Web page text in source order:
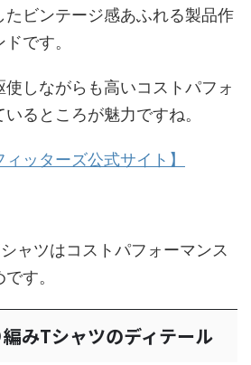
たビンテージ感あふれる製品作
です。
使しながらも高いコストパフォ
るところが魅力ですね。
ィッターズ公式サイト】
ャツはコストパフォーマンス
す。
みTシャツのディテール